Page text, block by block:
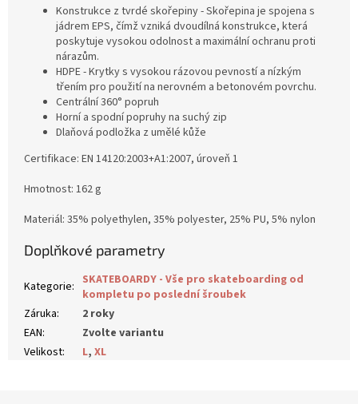
Konstrukce z tvrdé skořepiny - Skořepina je spojena s
jádrem EPS, čímž vzniká dvoudílná konstrukce, která
poskytuje vysokou odolnost a maximální ochranu proti
nárazům.
HDPE -Krytky s vysokou rázovou pevností a nízkým
třením pro použití na nerovném a betonovém povrchu.
Centrální 360° popruh
Horní a spodní popruhy na suchý zip
Dlaňová podložka z umělé kůže
Certifikace: EN 14120:2003+A1:2007, úroveň 1
Hmotnost: 162 g
Materiál: 35% polyethylen, 35% polyester, 25% PU, 5% nylon
Doplňkové parametry
Kategorie: SKATEBOARDY - Vše pro skateboarding od
kompletu po poslední šroubek
Záruka:
2 roky
EAN:
Zvolte variantu
Velikost: L, XL